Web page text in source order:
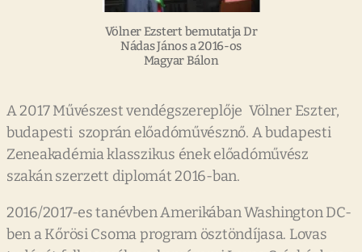
Völner Ezstert bemutatja Dr
Nádas János a 2016-os
Magyar Bálon
A 2017 Művészest vendégszereplője Völner Eszter,
budapesti szoprán előadóművésznő. A budapesti
Zeneakadémia klasszikus ének előadóművész
szakán szerzett diplomát 2016-ban.
2016/2017-es tanévben Amerikában Washington DC-
ben a Kőrösi Csoma program ösztöndíjasa. Lovas